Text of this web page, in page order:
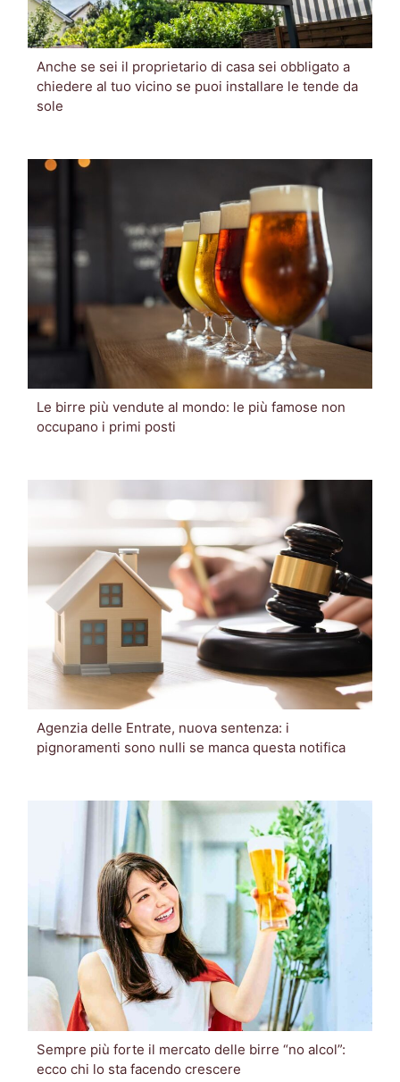
Anche se sei il proprietario di casa sei obbligato a
chiedere al tuo vicino se puoi installare le tende da
sole
Le birre più vendute al mondo: le più famose non
occupano i primi posti
Agenzia delle Entrate, nuova sentenza: i
pignoramenti sono nulli se manca questa notifica
Sempre più forte il mercato delle birre “no alcol”:
ecco chi lo sta facendo crescere